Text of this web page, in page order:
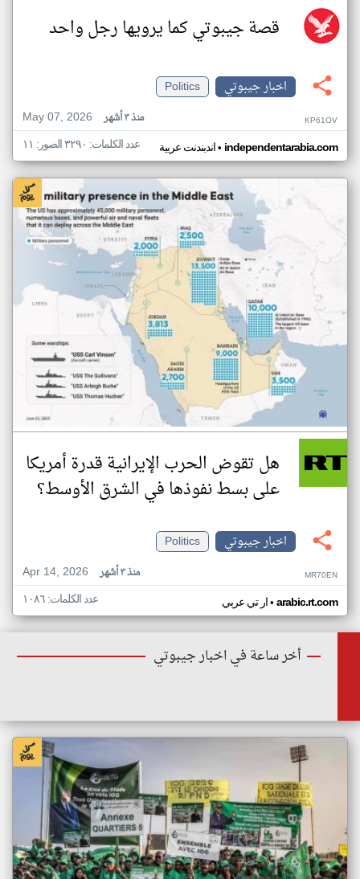
قصة جيبوتي كما يرويها رجل واحد
اخبار جيبوتي
Politics
May 07, 2026
منذ ٣ أشهر KP61OV
اندبندنت عربية• independentarabia.com عدد الكلمات: ٣٢٩٠ الصور: ١١
هل تقوض الحرب الإيرانية قدرة أمريكا
على بسط نفوذها في الشرق الأوسط؟
اخبار جيبوتي
Politics
Apr 14, 2026
منذ ٣ أشهر MR70EN
ار تي عربي• arabic.rt.com عدد الكلمات: ١٠٨٦
أخر ساعة في اخبار جيبوتي